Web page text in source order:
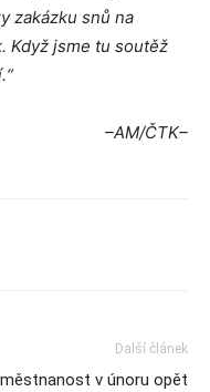
zakázku snů na
Když jsme tu soutěž
–AM/ČTK–
Další článek
v únoru opět